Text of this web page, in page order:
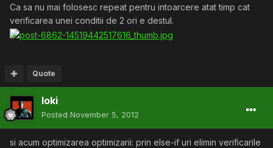
Ca sa nu mai folosesc repeat pentru intoarcere atat timp cat
verificarea unei conditii de 2 ori e destul.
Quote
loki
Posted November 5, 2012
si acum optimizarea optimizarii: prin else-if uri elimin verificarile